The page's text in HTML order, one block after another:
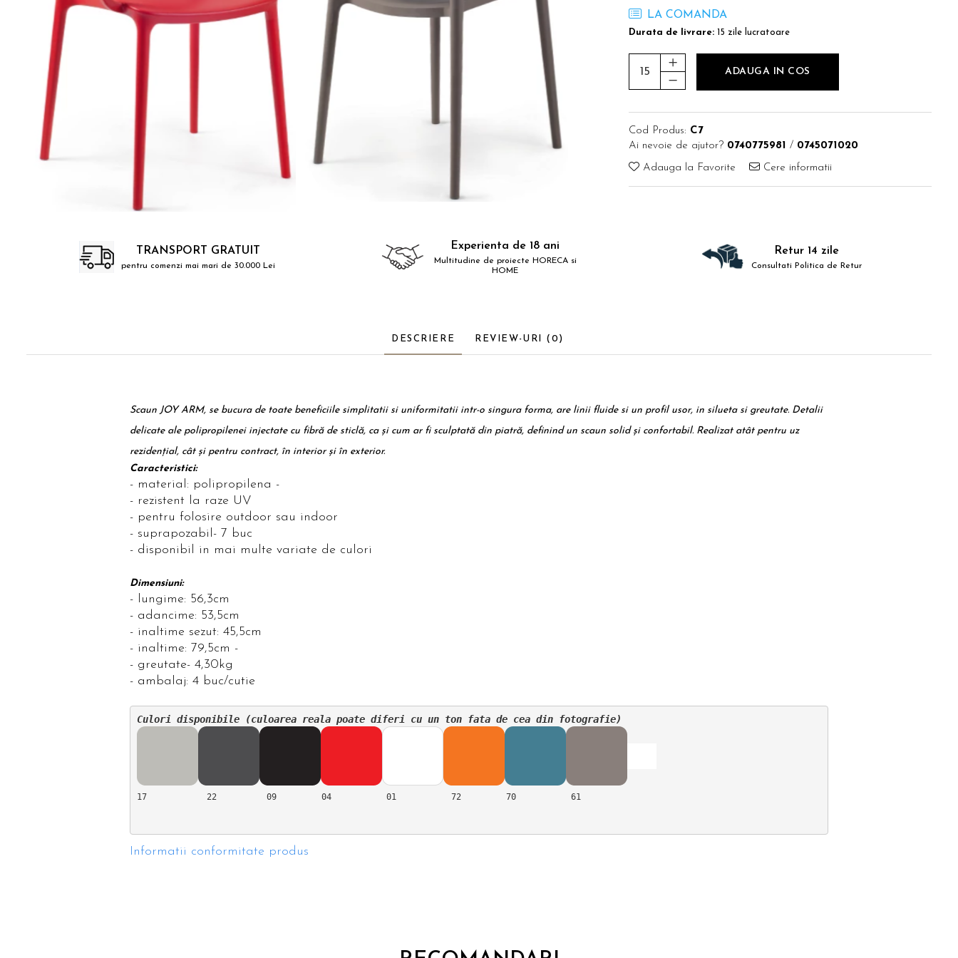
LA COMANDA
Durata de livrare: 15 zile lucratoare
ADAUGA IN COS
Cod Produs: C7
Ai nevoie de ajutor? 0740775981 / 0745071020
Adauga la Favorite Cere informatii
TRANSPORT GRATUIT
pentru comenzi mai mari de 30.000 Lei
Experienta de 18 ani
Multitudine de proiecte HORECA si
HOME
Retur 14 zile
Consultati Politica de Retur
DESCRIERE REVIEW-URI (0)
Scaun JOY ARM, se bucura de toate beneficiile simplitatii si uniformitatii intr-o singura forma, are linii fluide si un profil usor, in silueta si greutate. Detalii
delicate ale polipropilenei injectate cu fibră de sticlă, ca și cum ar fi sculptată din piatră, definind un scaun solid și confortabil. Realizat atât pentru uz
rezidențial, cât și pentru contract, în interior și în exterior.
Caracteristici:
- material: polipropilena -
- rezistent la raze UV
- pentru folosire outdoor sau indoor
- suprapozabil- 7 buc
- disponibil in mai multe variate de culori
Dimensiuni:
- lungime: 56,3cm
- adancime: 53,5cm
- inaltime sezut: 45,5cm
- inaltime: 79,5cm -
- greutate- 4,30kg
- ambalaj: 4 buc/cutie
Culori disponibile (culoarea reala poate diferi cu un ton fata de cea din fotografie)
17            22          09         04           01           72         70           61
Informatii conformitate produs